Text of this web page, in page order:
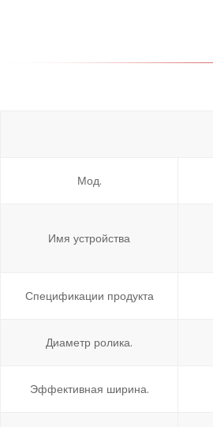
Мод.
Имя устройства
Спецификации продукта
Диаметр ролика.
Эффективная ширина.